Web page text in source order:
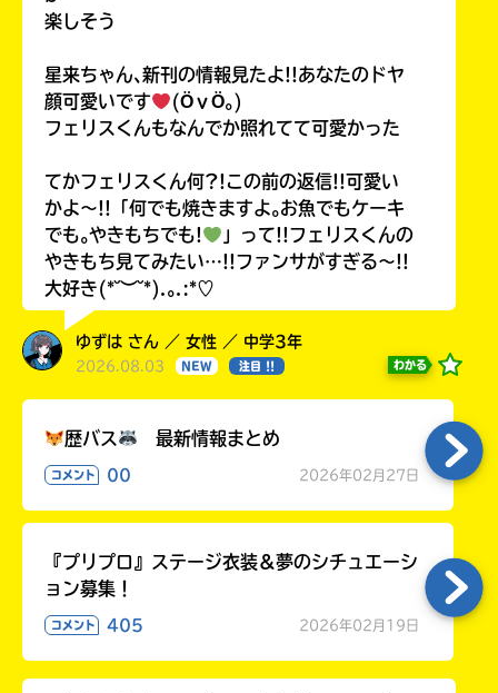
楽しそう
星来ちゃん､新刊の情報見たよ!!あなたのドヤ
顔可愛いです
(ӦｖӦ｡)
フェリスくんもなんでか照れてて可愛かった
てかフェリスくん何?!この前の返信!!可愛い
かよ〜!!「何でも焼きますよ｡お魚でもケーキ
でも｡やきもちでも!
」って!!フェリスくんの
やきもち見てみたい…!!ファンサがすぎる〜!!
大好き(*˘︶˘*).｡.:*♡
ゆずは さん ／ 女性 ／ 中学3年
2026.08.03 NEW 注目 !! わかる
歴バス 最新情報まとめ
コメント 00 2026年02月27日
『プリプロ』ステージ衣装＆夢のシチュエーシ
ョン募集！
コメント 405 2026年02月19日